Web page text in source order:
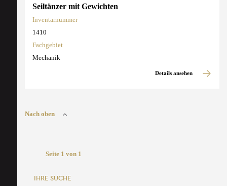
Seiltänzer mit Gewichten
Inventarnummer
1410
Fachgebiet
Mechanik
Details ansehen
Nach oben
Seite 1 von 1
IHRE SUCHE